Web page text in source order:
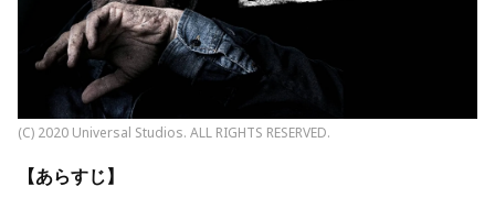
(C) 2020 Universal Studios. ALL RIGHTS RESERVED.
【あらすじ】